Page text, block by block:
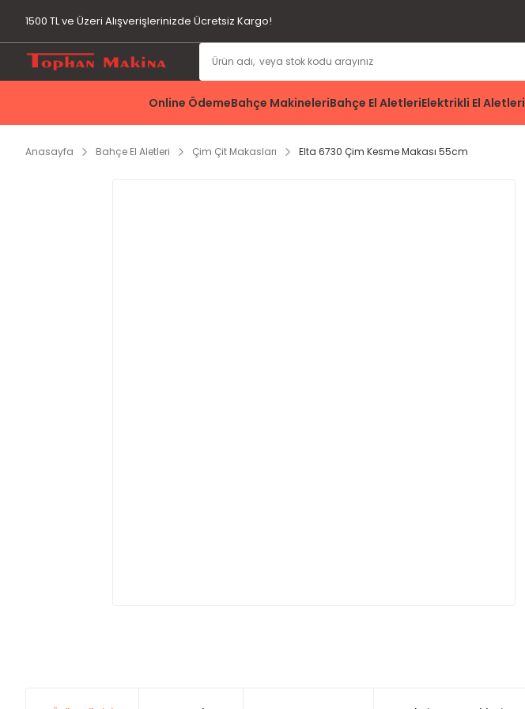
1500 TL ve Üzeri Alışverişlerinizde Ücretsiz Kargo!
Online ÖdemeBahçe MakineleriBahçe El AletleriElektrikli El Aletleri
Anasayfa Bahçe El Aletleri Çim Çit Makasları Elta 6730 Çim Kesme Makası 55cm